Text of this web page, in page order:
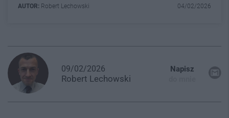
AUTOR: Robert Lechowski 04/02/2026
09/02/2026
Robert Lechowski
Napisz